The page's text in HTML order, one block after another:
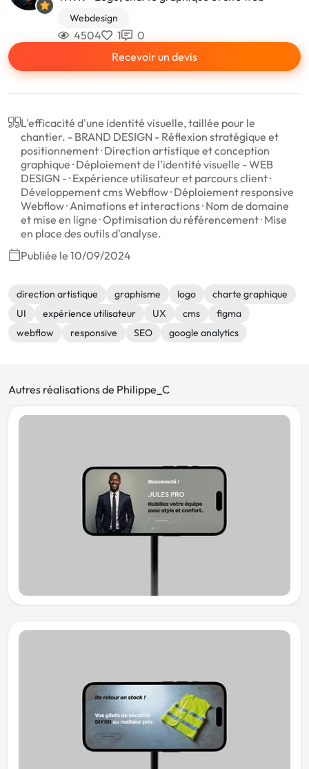
Webdesign
4504 1
0
Recevoir un devis
L'efficacité d'une identité visuelle, taillée pour le
chantier. - BRAND DESIGN - Réflexion stratégique et
positionnement · Direction artistique et conception
graphique · Déploiement de l'identité visuelle - WEB
DESIGN - · Expérience utilisateur et parcours client ·
Développement cms Webflow · Déploiement responsive
Webflow · Animations et interactions · Nom de domaine
et mise en ligne · Optimisation du référencement · Mise
en place des outils d'analyse.
Publiée le 10/09/2024
direction artistique graphisme logo
charte graphique
UI
expérience utilisateur UX cms
figma
webflow
responsive SEO google analytics
Autres réalisations de Philippe_C